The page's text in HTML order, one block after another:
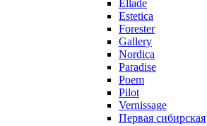
Ellade
Estetica
Forester
Gallery
Nordica
Paradise
Poem
Pilot
Vernissage
Первая сибирская